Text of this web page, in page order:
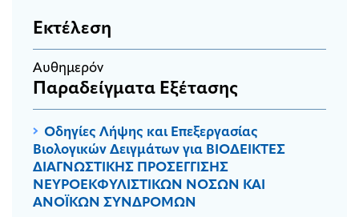
Εκτέλεση
Αυθημερόν
Παραδείγματα Εξέτασης
Οδηγίες Λήψης και Επεξεργασίας
Βιολογικών Δειγμάτων για ΒΙΟΔΕΙΚΤΕΣ
ΔΙΑΓΝΩΣΤΙΚΗΣ ΠΡΟΣΕΓΓΙΣΗΣ
ΝΕΥΡΟΕΚΦΥΛΙΣΤΙΚΩΝ ΝΟΣΩΝ ΚΑΙ
ΑΝΟΪΚΩΝ ΣΥΝΔΡΟΜΩΝ